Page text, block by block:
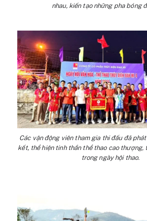
nhau, kiến tạo những pha bóng
Các vận động viên tham gia thi đấu đã
kết, thể hiện tinh thần thể thao cao thượng,
trong ngày hội thao.